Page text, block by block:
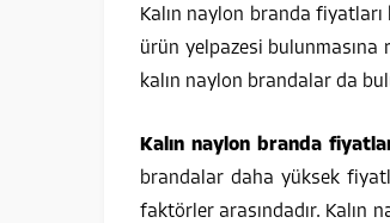
Kalın naylon branda
ürün yelpazesi
kalın naylon brandalar da
Kalın naylon branda
brandalar daha yüksek
faktörler arasındadır. Kalın